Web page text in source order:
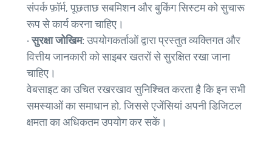
संपर्क फ़ॉर्म, पूछताछ सबमिशन और बुकिंग सिस्टम को सुचारू
रूप से कार्य करना चाहिए।
•सुरक्षा जोखिम:उपयोगकर्ताओं द्वारा प्रस्तुत व्यक्तिगत और
वित्तीय जानकारी को साइबर खतरों से सुरक्षित रखा जाना
चाहिए।
वेबसाइट का उचित रखरखाव सुनिश्चित करता है कि इन सभी
समस्याओं का समाधान हो, जिससे एजेंसियां ​​अपनी डिजिटल
क्षमता का अधिकतम उपयोग कर सकें।